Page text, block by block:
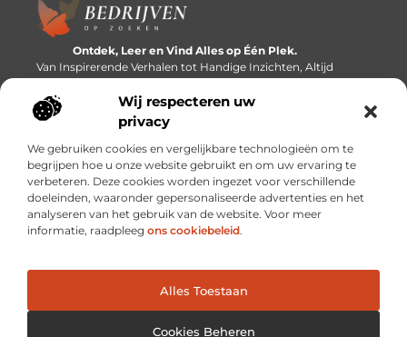
Wij respecteren uw
privacy
We gebruiken cookies en vergelijkbare technologieën om te
begrijpen hoe u onze website gebruikt en om uw ervaring te
verbeteren. Deze cookies worden ingezet voor verschillende
doeleinden, waaronder gepersonaliseerde advertenties en het
analyseren van het gebruik van de website. Voor meer
informatie, raadpleeg ons cookiebeleid.
Alles Toestaan
Cookies Beheren
Ontdek, Leer en Vind Alles op Één Plek.
Van Inspirerende Verhalen tot Handige Inzichten, Altijd
Binnen Handbereik.
Bericht categorie
Onze informatie
@2025 www.bedrijvenopzoeken.nl. All Right Reserved.